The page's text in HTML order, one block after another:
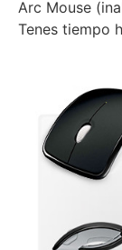
Arc Mouse
Tenes tiempo